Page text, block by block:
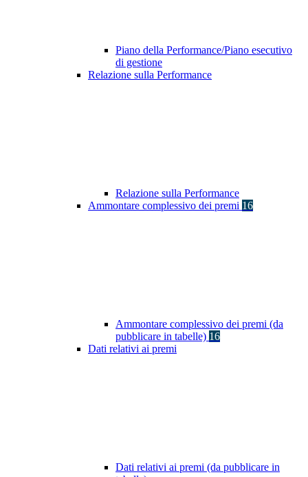
Piano della Performance/Piano esecutivo
di gestione
Relazione sulla Performance
Relazione sulla Performance
Ammontare complessivo dei premi 16
Ammontare complessivo dei premi (da
pubblicare in tabelle) 16
Dati relativi ai premi
Dati relativi ai premi (da pubblicare in